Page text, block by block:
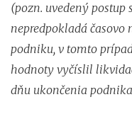
(pozn. uvedený
nepredpokladá časovo
podniku, v tomto
hodnoty vyčíslil
dňu ukončenia